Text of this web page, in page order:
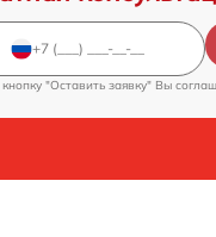
"Оставить заявку" Вы